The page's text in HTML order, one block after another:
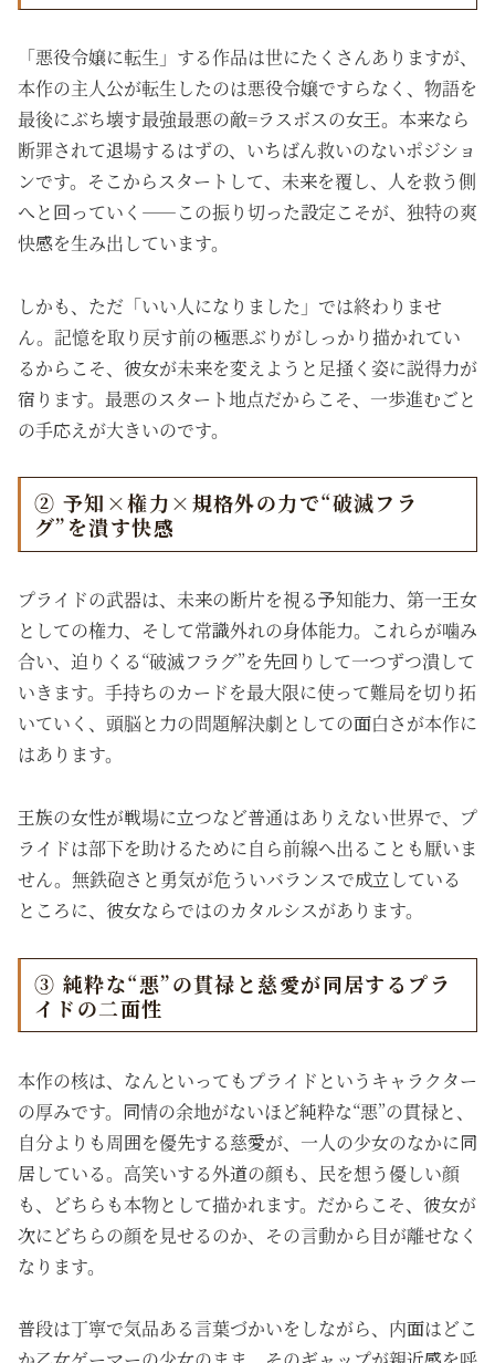
「悪役令嬢に転生」する作品は世にたくさんありますが、
本作の主人公が転生したのは悪役令嬢ですらなく、物語を
最後にぶち壊す最強最悪の敵=ラスボスの女王。本来なら
断罪されて退場するはずの、いちばん救いのないポジショ
ンです。そこからスタートして、未来を覆し、人を救う側
へと回っていく——この振り切った設定こそが、独特の爽
快感を生み出しています。
しかも、ただ「いい人になりました」では終わりませ
ん。記憶を取り戻す前の極悪ぶりがしっかり描かれてい
るからこそ、彼女が未来を変えようと足掻く姿に説得力が
宿ります。最悪のスタート地点だからこそ、一歩進むごと
の手応えが大きいのです。
② 予知×権力×規格外の力で“破滅フラ
グ”を潰す快感
プライドの武器は、未来の断片を視る予知能力、第一王女
としての権力、そして常識外れの身体能力。これらが噛み
合い、迫りくる“破滅フラグ”を先回りして一つずつ潰して
いきます。手持ちのカードを最大限に使って難局を切り拓
いていく、頭脳と力の問題解決劇としての面白さが本作に
はあります。
王族の女性が戦場に立つなど普通はありえない世界で、プ
ライドは部下を助けるために自ら前線へ出ることも厭いま
せん。無鉄砲さと勇気が危ういバランスで成立している
ところに、彼女ならではのカタルシスがあります。
③ 純粋な“悪”の貫禄と慈愛が同居するプラ
イドの二面性
本作の核は、なんといってもプライドというキャラクター
の厚みです。同情の余地がないほど純粋な“悪”の貫禄と、
自分よりも周囲を優先する慈愛が、一人の少女のなかに同
居している。高笑いする外道の顔も、民を想う優しい顔
も、どちらも本物として描かれます。だからこそ、彼女が
次にどちらの顔を見せるのか、その言動から目が離せなく
なります。
普段は丁寧で気品ある言葉づかいをしながら、内面はどこ